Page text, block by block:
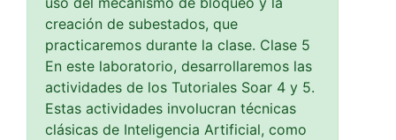
creación de subestados, que
practicaremos durante la clase. Clase 5
En este laboratorio, desarrollaremos las
actividades de los Tutoriales Soar 4 y 5.
Estas actividades involucran técnicas
clásicas de Inteligencia Artificial, como